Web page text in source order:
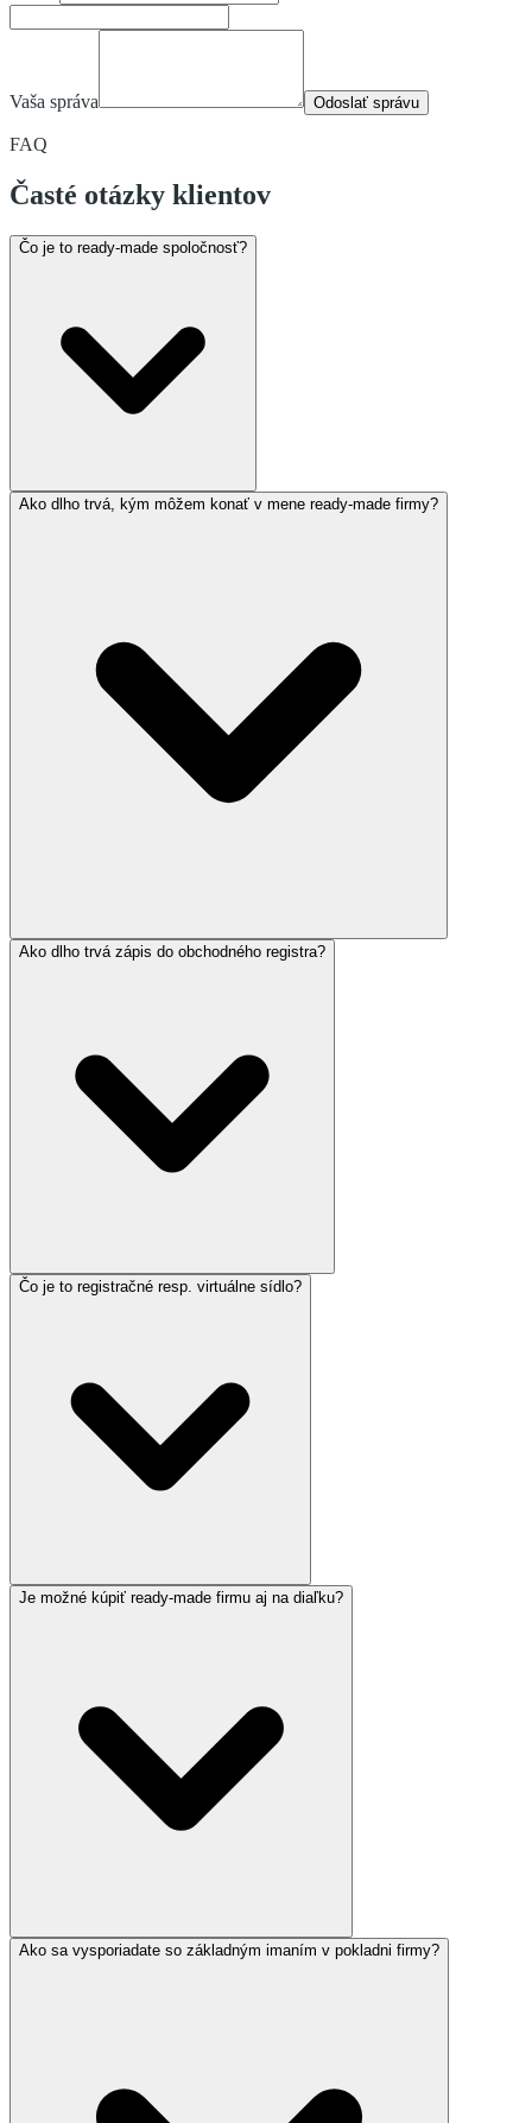
Vaša správa Odoslať správu
FAQ
Časté otázky klientov
Čo je to ready-made spoločnosť?
Ako dlho trvá, kým môžem konať v mene ready-made firmy?
Ako dlho trvá zápis do obchodného registra?
Čo je to registračné resp. virtuálne sídlo?
Je možné kúpiť ready-made firmu aj na diaľku?
Ako sa vysporiadate so základným imaním v pokladni firmy?